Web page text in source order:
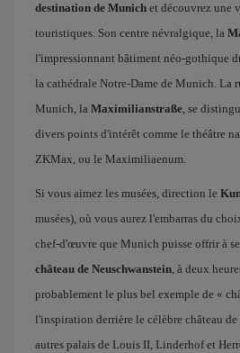
destination de Munich et découvrez une
touristiques. Son centre névralgique, la
l'impressionnant bâtiment néo-gothique
la cathédrale Notre-Dame de Munich. La
Munich, la Maximilianstraße, se
divers points d'intérêt comme le théâtre
ZKMax, ou le Maximiliaenum.
Si vous aimez les musées, direction le
musées), où vous aurez l'embarras du
chef-d'œuvre que Munich puisse offrir à
château de Neuschwanstein, à deux
probablement le plus bel exemple de «
l'inspiration derrière le célèbre château de
autres palais de Louis II, Linderhof et